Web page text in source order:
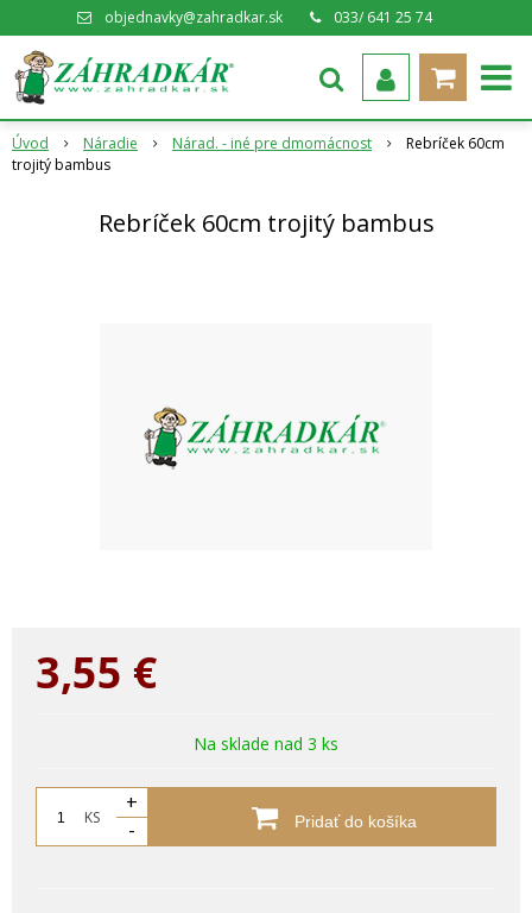
objednavky@zahradkar.sk 033/ 641 25 74
Úvod Náradie Nárad. - iné pre dmomácnost
Rebríček 60cm
trojitý bambus
Rebríček 60cm trojitý bambus
3,55 €
Na sklade nad 3 ks
KS
+
-
Pridať do košíka